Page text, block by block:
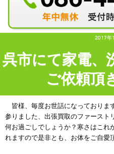
2017年
呉市にて家電、
ご依頼頂
皆様、毎度お世話になっております
参りました、出張買取のファースト
何お過ごしでしょうか？寒さはこれ
れますので是非とも、お体をご自